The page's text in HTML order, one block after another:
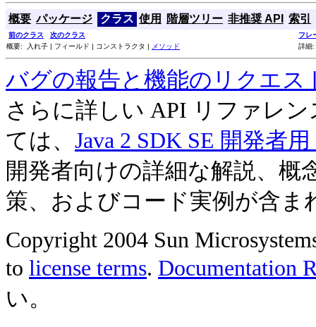
概要 パッケージ クラス 使用 階層ツリー 非推奨 API 索引
前のクラス 次のクラス
フレ
概要: 入れ子 | フィールド | コンストラクタ | メソッド 詳細
バグの報告と機能のリクエス
さらに詳しい API リファレ
ては、 Java 2 SDK SE 開発者
開発者向けの詳細な解説、概
策、およびコード実例が含ま
Copyright 2004 Sun
to license terms. Documentation
い。